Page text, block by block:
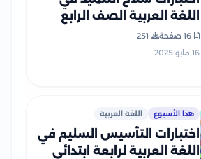
اللغة العربية الصف الرابع
بالاجابات
16 صفحة
251
16 مايو 2025
هذا الأسبوع اللغة العربية
اختبارات التأسيس السليم في
اللغة العربية لرابعة ابتدائي